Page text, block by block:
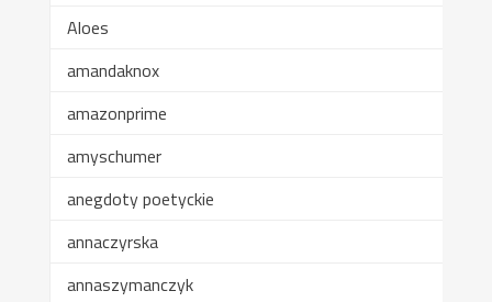
Aloes
amandaknox
amazonprime
amyschumer
anegdoty poetyckie
annaczyrska
annaszymanczyk